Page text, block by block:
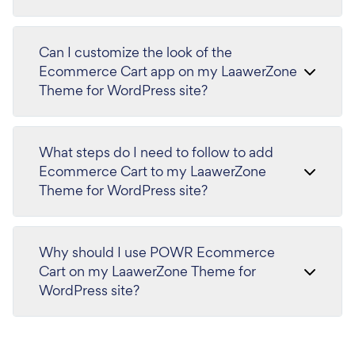
Can I customize the look of the
Ecommerce Cart app on my LaawerZone
Theme for WordPress site?
What steps do I need to follow to add
Ecommerce Cart to my LaawerZone
Theme for WordPress site?
Why should I use POWR Ecommerce
Cart on my LaawerZone Theme for
WordPress site?